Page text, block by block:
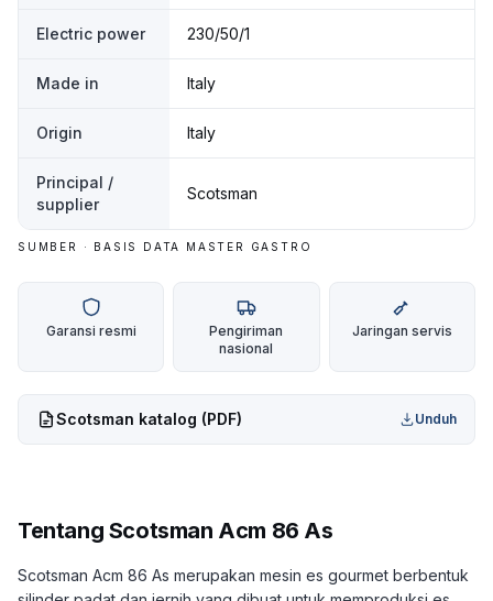
Electric power 230/50/1
Made in Italy
Origin Italy
Principal /
supplier
Scotsman
SUMBER · BASIS DATA MASTER GASTRO
Garansi resmi
Pengiriman
nasional
Jaringan servis
Scotsman katalog (PDF) Unduh
Tentang Scotsman Acm 86 As
Scotsman Acm 86 As merupakan mesin es gourmet berbentuk